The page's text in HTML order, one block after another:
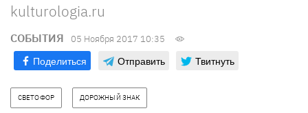
kulturologia.ru
СОБЫТИЯ 05 Ноября 2017 10:35
Поделиться Отправить Твитнуть
СВЕТОФОР ДОРОЖНЫЙ ЗНАК